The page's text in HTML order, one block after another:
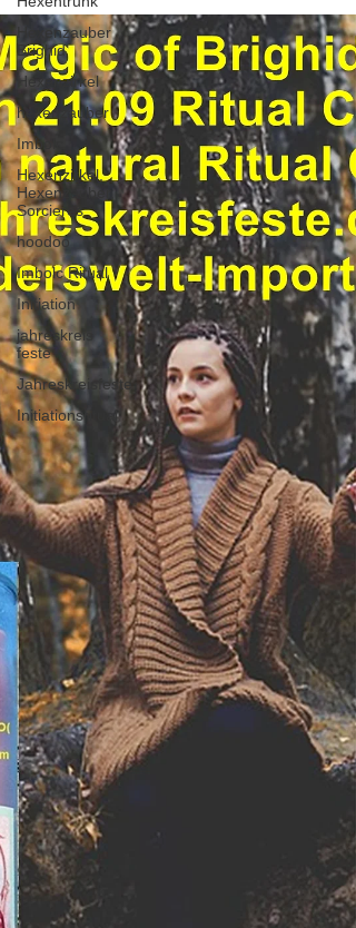
Hexenzauber
Brighid
Hexenzirkel
hexenzauber
Imbolc
Hexenzirkel,
Hexenzauber,
Sorcieres
hoodoo
Imbolc Ritual
Initiation
jahreskreis
feste
Jahreskreisfeste
Initiationsritual